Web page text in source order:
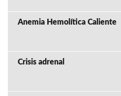
Anemia Hemolítica Caliente
Crisis adrenal